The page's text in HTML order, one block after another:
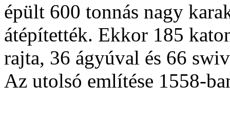
épült 600 tonnás nagy
átépítették. Ekkor 185
rajta, 36 ágyúval és 66
Az utolsó említése 1558-